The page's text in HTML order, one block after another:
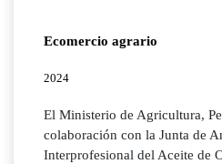
Ecomercio agrario
2024
El Ministerio de Agricultura,
colaboración con la Junta de
Interprofesional del Aceite de